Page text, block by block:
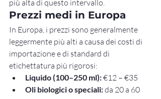
più alta di questo intervallo.
Prezzi medi in Europa
In Europa, i prezzi sono generalmente
leggermente più alti a causa dei costi di
importazione e di standard di
etichettatura più rigorosi:
Liquido (100–250 ml): €12 – €35
Oli biologici o speciali: da 20 a 60